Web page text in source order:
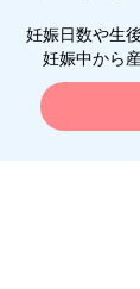
妊娠日数や生
妊娠中から